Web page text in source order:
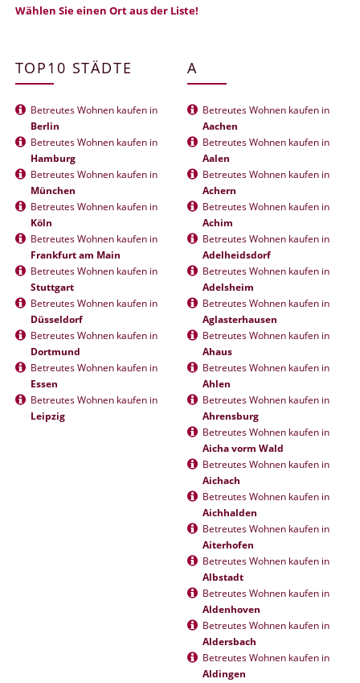
Wählen Sie einen Ort aus der Liste!
TOP10 STÄDTE
Betreutes Wohnen kaufen in
Berlin
Betreutes Wohnen kaufen in
Hamburg
Betreutes Wohnen kaufen in
München
Betreutes Wohnen kaufen in
Köln
Betreutes Wohnen kaufen in
Frankfurt am Main
Betreutes Wohnen kaufen in
Stuttgart
Betreutes Wohnen kaufen in
Düsseldorf
Betreutes Wohnen kaufen in
Dortmund
Betreutes Wohnen kaufen in
Essen
Betreutes Wohnen kaufen in
Leipzig
A
Betreutes Wohnen kaufen in
Aachen
Betreutes Wohnen kaufen in
Aalen
Betreutes Wohnen kaufen in
Achern
Betreutes Wohnen kaufen in
Achim
Betreutes Wohnen kaufen in
Adelheidsdorf
Betreutes Wohnen kaufen in
Adelsheim
Betreutes Wohnen kaufen in
Aglasterhausen
Betreutes Wohnen kaufen in
Ahaus
Betreutes Wohnen kaufen in
Ahlen
Betreutes Wohnen kaufen in
Ahrensburg
Betreutes Wohnen kaufen in
Aicha vorm Wald
Betreutes Wohnen kaufen in
Aichach
Betreutes Wohnen kaufen in
Aichhalden
Betreutes Wohnen kaufen in
Aiterhofen
Betreutes Wohnen kaufen in
Albstadt
Betreutes Wohnen kaufen in
Aldenhoven
Betreutes Wohnen kaufen in
Aldersbach
Betreutes Wohnen kaufen in
Aldingen